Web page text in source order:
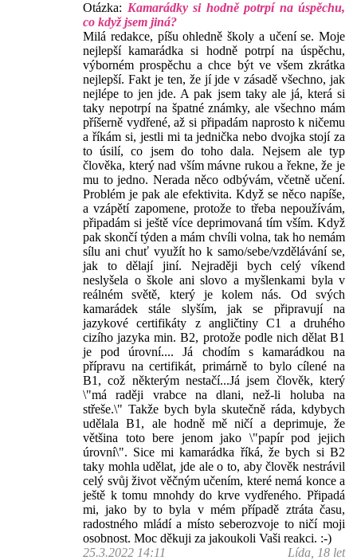
Otázka: Kamarádky si hodně potrpí na úspěchu,
co když jsem jiná?
Milá redakce, píšu ohledně školy a učení se. Moje
nejlepší kamarádka si hodně potrpí na úspěchu,
výborném prospěchu a chce být ve všem zkrátka
nejlepší. Fakt je ten, že jí jde v zásadě všechno, jak
nejlépe to jen jde. A pak jsem taky ale já, která si
taky nepotrpí na špatné známky, ale všechno mám
příšerně vydřené, až si připadám naprosto k ničemu
a říkám si, jestli mi ta jednička nebo dvojka stojí za
to úsilí, co jsem do toho dala. Nejsem ale typ
člověka, který nad vším mávne rukou a řekne, že je
mu to jedno. Nerada něco odbývám, včetně učení.
Problém je pak ale efektivita. Když se něco napíše,
a vzápětí zapomene, protože to třeba nepoužívám,
připadám si ještě více deprimovaná tím vším. Když
pak skončí týden a mám chvíli volna, tak ho nemám
sílu ani chuť využít ho k samo/sebe/vzdělávání se,
jak to dělají jiní. Nejraději bych celý víkend
neslyšela o škole ani slovo a myšlenkami byla v
reálném světě, který je kolem nás. Od svých
kamarádek stále slyším, jak se připravují na
jazykové certifikáty z angličtiny C1 a druhého
cizího jazyka min. B2, protože podle nich dělat B1
je pod úrovní.... Já chodím s kamarádkou na
přípravu na certifikát, primárně to bylo cílené na
B1, což některým nestačí...Já jsem člověk, který
\"má raději vrabce na dlani, než-li holuba na
střeše.\" Takže bych byla skutečně ráda, kdybych
udělala B1, ale hodně mě ničí a deprimuje, že
většina toto bere jenom jako \"papír pod jejich
úrovní\". Sice mi kamarádka říká, že bych si B2
taky mohla udělat, jde ale o to, aby člověk nestrávil
celý svůj život věčným učením, které nemá konce a
ještě k tomu mnohdy do krve vydřeného. Připadá
mi, jako by to byla v mém případě ztráta času,
radostného mládí a místo seberozvoje to ničí moji
osobnost. Moc děkuji za jakoukoli Vaši reakci. :-)
25.3.2022 14:11
Lída, 18 let